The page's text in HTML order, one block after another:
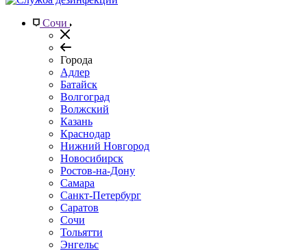
Сочи
Города
Адлер
Батайск
Волгоград
Волжский
Казань
Краснодар
Нижний Новгород
Новосибирск
Ростов-на-Дону
Самара
Санкт-Петербург
Саратов
Сочи
Тольятти
Энгельс